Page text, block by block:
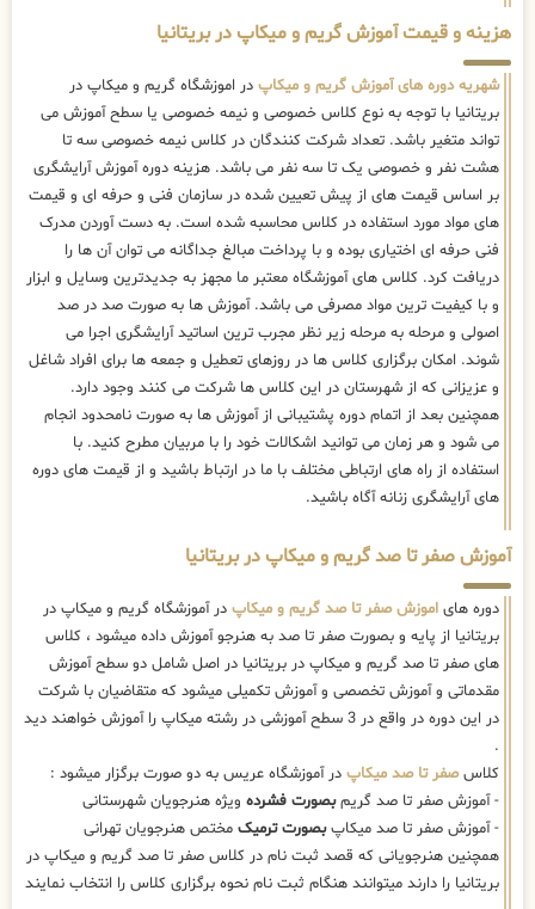
هزینه و قیمت آموزش گریم و میکاپ در بریتانیا
شهریه دوره های آموزش گریم و میکاپ در اموزشگاه گریم و میکاپ در
بریتانیا با توجه به نوع کلاس خصوصی و نیمه خصوصی یا سطح آموزش می
تواند متغیر باشد. تعداد شرکت کنندگان در کلاس نیمه خصوصی سه تا
هشت نفر و خصوصی یک تا سه نفر می باشد. هزینه دوره آموزش آرایشگری
بر اساس قیمت های از پیش تعیین شده در سازمان فنی و حرفه ای و قیمت
های مواد مورد استفاده در کلاس محاسبه شده است. به دست آوردن مدرک
فنی حرفه ای اختیاری بوده و با پرداخت مبالغ جداگانه می توان آن ها را
دریافت کرد. کلاس های آموزشگاه معتبر ما مجهز به جدیدترین وسایل و ابزار
و با کیفیت ترین مواد مصرفی می باشد. آموزش ها به صورت صد در صد
اصولی و مرحله به مرحله زیر نظر مجرب ترین اساتید آرایشگری اجرا می
شوند. امکان برگزاری کلاس ها در روزهای تعطیل و جمعه ها برای افراد شاغل
و عزیزانی که از شهرستان در این کلاس ها شرکت می کنند وجود دارد.
همچنین بعد از اتمام دوره پشتیبانی از آموزش ها به صورت نامحدود انجام
می شود و هر زمان می توانید اشکالات خود را با مربیان مطرح کنید. با
استفاده از راه های ارتباطی مختلف با ما در ارتباط باشید و از قیمت های دوره
های آرایشگری زنانه آگاه باشید.
آموزش صفر تا صد گریم و میکاپ در بریتانیا
دوره های اموزش صفر تا صد گریم و میکاپ در آموزشگاه گریم و میکاپ در
بریتانیا از پایه و بصورت صفر تا صد به هنرجو آموزش داده میشود ، کلاس
های صفر تا صد گریم و میکاپ در بریتانیا در اصل شامل دو سطح آموزش
مقدماتی و آموزش تخصصی و آموزش تکمیلی میشود که متقاضیان با شرکت
در این دوره در واقع در 3 سطح آموزشی در رشته میکاپ را آموزش خواهند دید
.
کلاسصفر تا صد میکاپ در آموزشگاه عریس به دو صورت برگزار میشود :
- آموزش صفر تا صد گریمبصورت فشرده ویژه هنرجویان شهرستانی
- آموزش صفر تا صد میکاپبصورت ترمیک مختص هنرجویان تهرانی
همچنین هنرجویانی که قصد ثبت نام در کلاس صفر تا صد گریم و میکاپ در
بریتانیا را دارند میتوانند هنگام ثبت نام نحوه برگزاری کلاس را انتخاب نمایند